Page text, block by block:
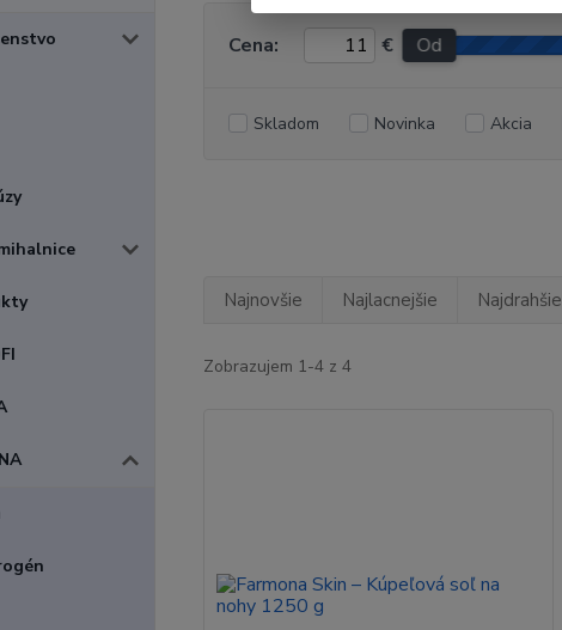
Cena: € Od
Skladom Novinka Akcia
Najnovšie Najlacnejšie Najdrahšie
Zobrazujem 1-4 z 4